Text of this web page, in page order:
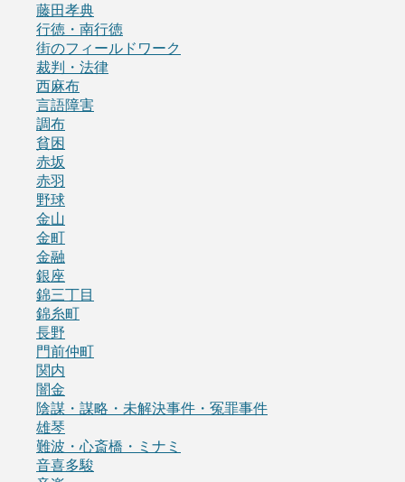
藤田孝典
行徳・南行徳
街のフィールドワーク
裁判・法律
西麻布
言語障害
調布
貧困
赤坂
赤羽
野球
金山
金町
金融
銀座
錦三丁目
錦糸町
長野
門前仲町
関内
闇金
陰謀・謀略・未解決事件・冤罪事件
雄琴
難波・心斎橋・ミナミ
音喜多駿